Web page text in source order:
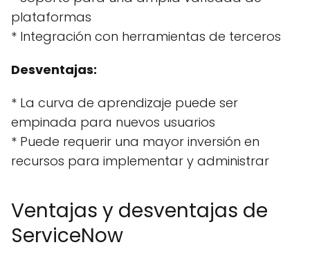
plataformas
* Integración con herramientas de terceros
Desventajas:
* La curva de aprendizaje puede ser
empinada para nuevos usuarios
* Puede requerir una mayor inversión en
recursos para implementar y administrar
Ventajas y desventajas de
ServiceNow